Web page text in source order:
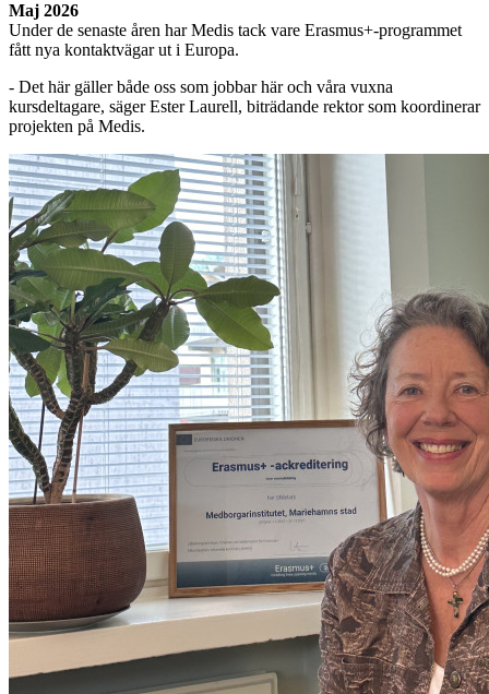
Maj 2026
Under de senaste åren har Medis tack vare Erasmus+-programmet
fått nya kontaktvägar ut i Europa.
- Det här gäller både oss som jobbar här och våra vuxna
kursdeltagare, säger Ester Laurell, biträdande rektor som koordinerar
projekten på Medis.